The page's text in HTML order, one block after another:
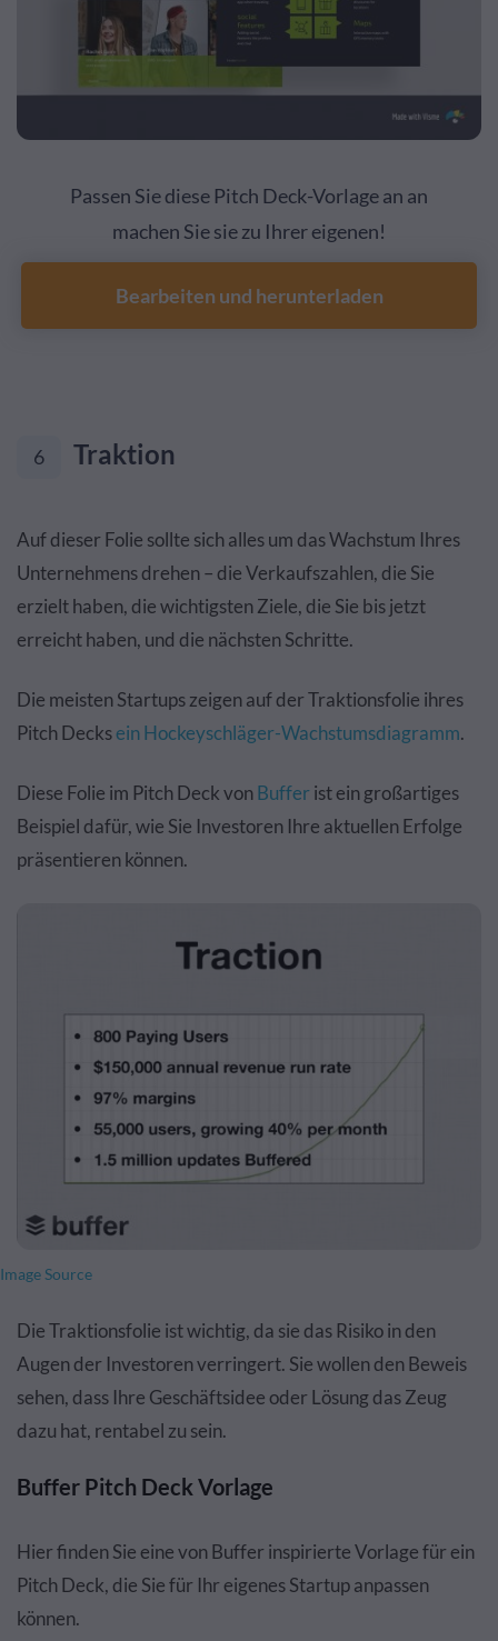
Passen Sie diese Pitch Deck-Vorlage an an
machen Sie sie zu Ihrer eigenen!
Bearbeiten und herunterladen
6 Traktion
Auf dieser Folie sollte sich alles um das Wachstum Ihres
Unternehmens drehen – die Verkaufszahlen, die Sie
erzielt haben, die wichtigsten Ziele, die Sie bis jetzt
erreicht haben, und die nächsten Schritte.
Die meisten Startups zeigen auf der Traktionsfolie ihres
Pitch Decksein Hockeyschläger-Wachstumsdiagramm.
Diese Folie im Pitch Deck vonBufferist ein großartiges
Beispiel dafür, wie Sie Investoren Ihre aktuellen Erfolge
präsentieren können.
Image Source
Die Traktionsfolie ist wichtig, da sie das Risiko in den
Augen der Investoren verringert. Sie wollen den Beweis
sehen, dass Ihre Geschäftsidee oder Lösung das Zeug
dazu hat, rentabel zu sein.
Buffer Pitch Deck Vorlage
Hier finden Sie eine von Buffer inspirierte Vorlage für ein
Pitch Deck, die Sie für Ihr eigenes Startup anpassen
können.